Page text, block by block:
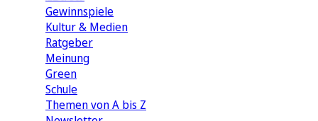
Gewinnspiele
Kultur & Medien
Ratgeber
Meinung
Green
Schule
Themen von A bis Z